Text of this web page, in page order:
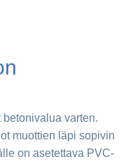
betonivalua varten.
muottien läpi sopivin
on asetettava PVC-